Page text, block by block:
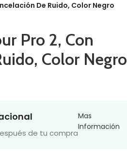
De Ruido, Color Negro
Pro 2, Con
Color Negro
de tu compra
Mas
Información